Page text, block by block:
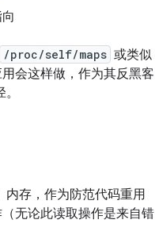
/proc/self/maps 或类似
会这样做，作为其反黑客
内存，作为防范代码重用
无论此读取操作是来自错